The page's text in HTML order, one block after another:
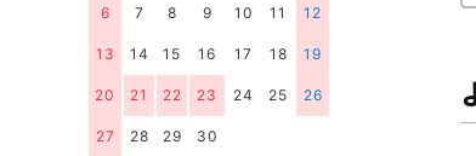
6 7 8 9 10 11 12
13 14 15 16 17 18 19
20 21 22 23 24 25 26
27 28 29
30